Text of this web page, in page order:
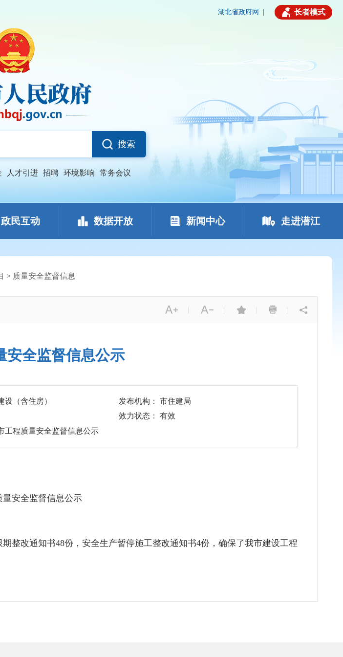
湖北省政府网 长者模式
搜索
人才引进 招聘 环境影响 常务会议
政民互动 数据开放 新闻中心 走进潜江
> 质量安全监督信息
| | | |
安全监督信息公示
设（含住房）
发布机构： 市住建局
效力状态： 有效
程质量安全监督信息公示
量安全监督信息公示
改通知书48份，安全生产暂停施工整改通知书4份，确保了我市建设工程